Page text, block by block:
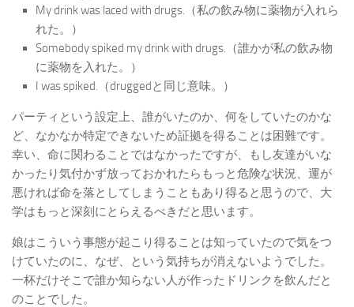
My drink was laced with drugs.（私の飲み物に薬物が入れら
れた。）
Somebody spiked my drink with drugs.（誰かが私の飲み物
に薬物を入れた。）
I was spiked.（druggedと同じ意味。）
パーティという設定上、誰がいたのか、何をしていたのかな
ど、なかなか特定できないため証拠を得ることは困難です。
幸い、命に関わることではなかったですが、もし友達がいな
かったり気付かず放っておかれたらもっと危険な状況、運が
悪ければ命を落としてしまうこともあり得ると思うので、大
学はもっと深刻にとらえるべきだと思います。
娘はこういう事態が起こり得ることは知っていたので気をつ
けていたのに、なぜ、という気持ちが消えないようでした。
一杯だけそこで誰か知らない人が作ったドリンクを飲んだと
のことでした。